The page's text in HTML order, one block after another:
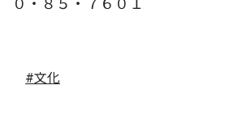
０・８５・７６０１
#文化